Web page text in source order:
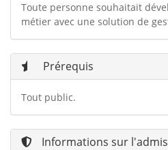
Toute personne souhaitait
métier avec une solution de
Prérequis
Tout public.
Informations sur